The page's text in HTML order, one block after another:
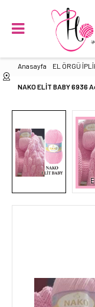
Anasayfa EL ÖRGÜ
NAKO ELİT BABY 6936